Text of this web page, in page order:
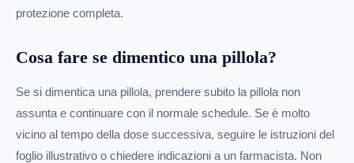
protezione completa.
Cosa fare se dimentico una pillola?
Se si dimentica una pillola, prendere subito la pillola non
assunta e continuare con il normale schedule. Se è molto
vicino al tempo della dose successiva, seguire le istruzioni del
foglio illustrativo o chiedere indicazioni a un farmacista. Non